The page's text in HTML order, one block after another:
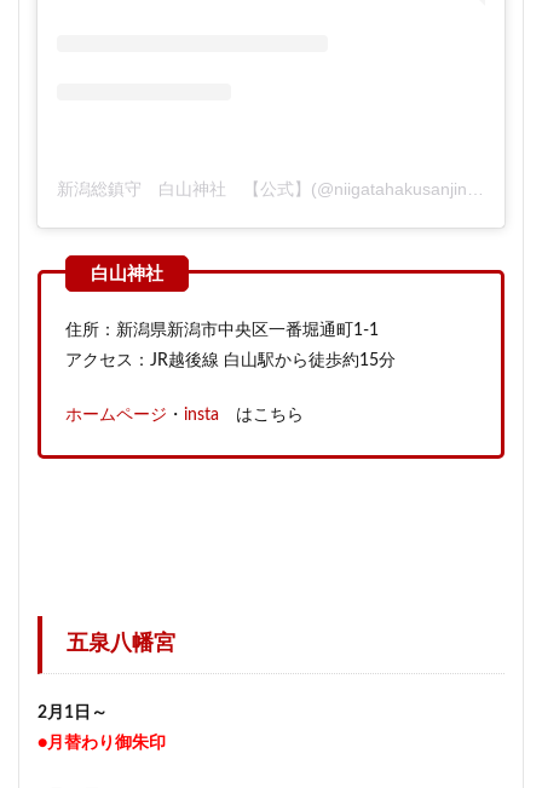
住所：新潟県新潟市中央区一番堀通町1-1
アクセス：JR越後線 白山駅から徒歩約15分
ホームページ ・ insta はこちら
五泉八幡宮
2月1日～
●月替わり御朱印